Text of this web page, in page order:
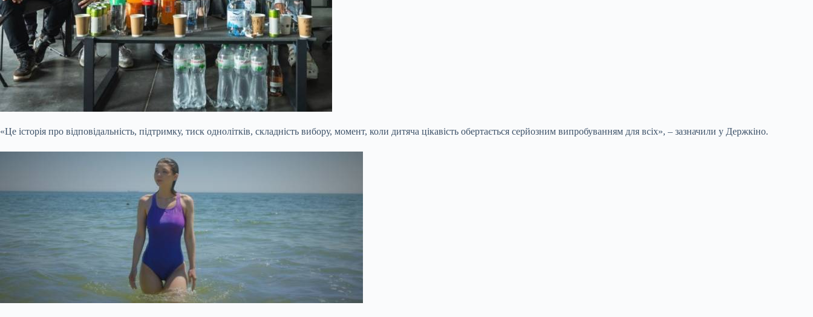
«Це історія про відповідальність, підтримку, тиск однолітків, складність вибору, момент, коли дитяча цікавість обертається серйозним випробуванням для всіх», – зазначили у Держкіно.